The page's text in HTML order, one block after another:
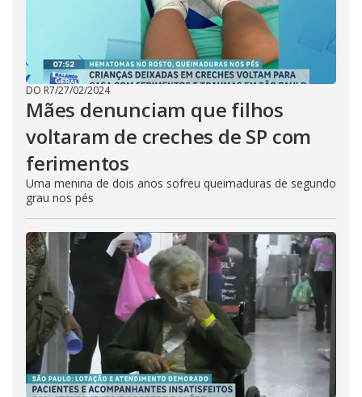
DO R7/27/02/2024
Mães denunciam que filhos
voltaram de creches de SP com
ferimentos
Uma menina de dois anos sofreu queimaduras de segundo
grau nos pés